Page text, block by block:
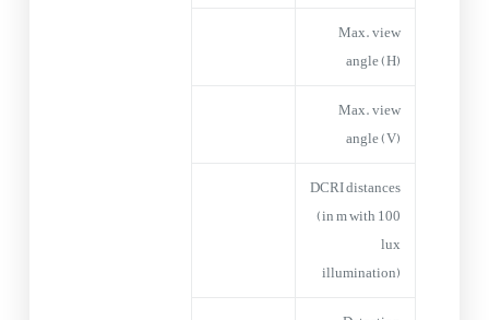
Max. view
angle (H)
Max. view
angle (V)
DCRI distances
(in m with 100
lux
illumination)